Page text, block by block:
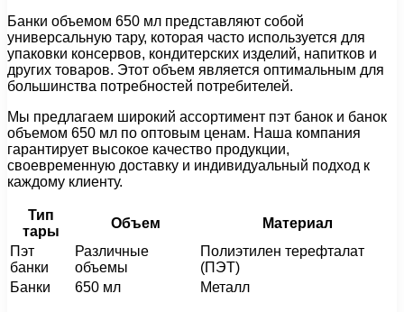
Банки объемом 650 мл представляют собой
универсальную тару, которая часто используется для
упаковки консервов, кондитерских изделий, напитков и
других товаров. Этот объем является оптимальным для
большинства потребностей потребителей.
Мы предлагаем широкий ассортимент пэт банок и банок
объемом 650 мл по оптовым ценам. Наша компания
гарантирует высокое качество продукции,
своевременную доставку и индивидуальный подход к
каждому клиенту.
Тип
тары
Объем
Материал
Пэт
банки
Различные
объемы
Полиэтилен терефталат
(ПЭТ)
Банки
650 мл Металл